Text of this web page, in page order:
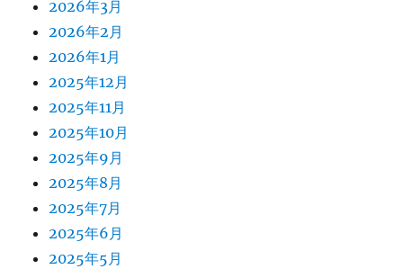
2026年3月
2026年2月
2026年1月
2025年12月
2025年11月
2025年10月
2025年9月
2025年8月
2025年7月
2025年6月
2025年5月